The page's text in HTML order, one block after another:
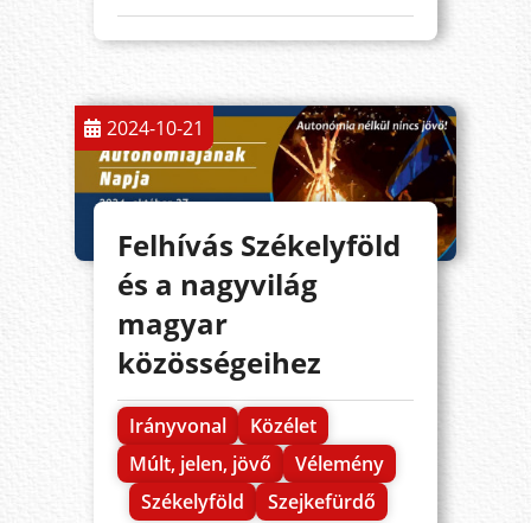
2024-10-21
Felhívás Székelyföld
és a nagyvilág
magyar
közösségeihez
Irányvonal
Közélet
Múlt, jelen, jövő
Vélemény
Székelyföld
Szejkefürdő